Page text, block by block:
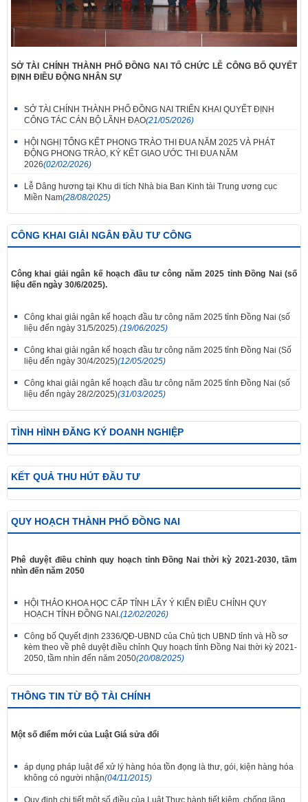
SỞ TÀI CHÍNH THÀNH PHỐ ĐỒNG NAI TỔ CHỨC LỄ CÔNG BỐ QUYẾT
ĐỊNH ĐIỀU ĐỘNG NHÂN SỰ
SỞ TÀI CHÍNH THÀNH PHỐ ĐỒNG NAI TRIỂN KHAI QUYẾT ĐỊNH
CÔNG TÁC CÁN BỘ LÃNH ĐẠO(21/05/2026)
HỘI NGHỊ TỔNG KẾT PHONG TRÀO THI ĐUA NĂM 2025 VÀ PHÁT
ĐỘNG PHONG TRÀO, KÝ KẾT GIAO ƯỚC THI ĐUA NĂM
2026(02/02/2026)
Lễ Dâng hương tại Khu di tích Nhà bia Ban Kinh tài Trung ương cục
Miền Nam(28/08/2025)
CÔNG KHAI GIẢI NGÂN ĐẦU TƯ CÔNG
Công khai giải ngân kế hoạch đầu tư công năm 2025 tỉnh Đồng Nai (số
liệu đến ngày 30/6/2025).
Công khai giải ngân kế hoạch đầu tư công năm 2025 tỉnh Đồng Nai (số
liệu đến ngày 31/5/2025). (19/06/2025)
Công khai giải ngân kế hoạch đầu tư công năm 2025 tỉnh Đồng Nai (Số
liệu đến ngày 30/4/2025)(12/05/2025)
Công khai giải ngân kế hoạch đầu tư công năm 2025 tỉnh Đồng Nai (số
liệu đến ngày 28/2/2025)(31/03/2025)
TÌNH HÌNH ĐĂNG KÝ DOANH NGHIỆP
KẾT QUẢ THU HÚT ĐẦU TƯ
QUY HOẠCH THÀNH PHỐ ĐỒNG NAI
Phê duyệt điều chỉnh quy hoạch tỉnh Đồng Nai thời kỳ 2021-2030, tầm
nhìn đến năm 2050
HỘI THẢO KHOA HỌC CẤP TỈNH LẤY Ý KIẾN ĐIỀU CHỈNH QUY
HOẠCH TỈNH ĐỒNG NAI. (12/02/2026)
Công bố Quyết định 2336/QĐ-UBND của Chủ tịch UBND tỉnh và Hồ sơ
kèm theo về phê duyệt điều chỉnh Quy hoạch tỉnh Đồng Nai thời kỳ 2021-
2050, tầm nhìn đến năm 2050(20/08/2025)
THÔNG TIN TỪ BỘ TÀI CHÍNH
Một số điểm mới của Luật Giá sửa đổi
áp dụng pháp luật để xử lý hàng hóa tồn đọng là thư, gói, kiện hàng hóa
không có người nhận(04/11/2015)
Quy định chi tiết một số điều của Luật Thực hành tiết kiệm, chống lãng